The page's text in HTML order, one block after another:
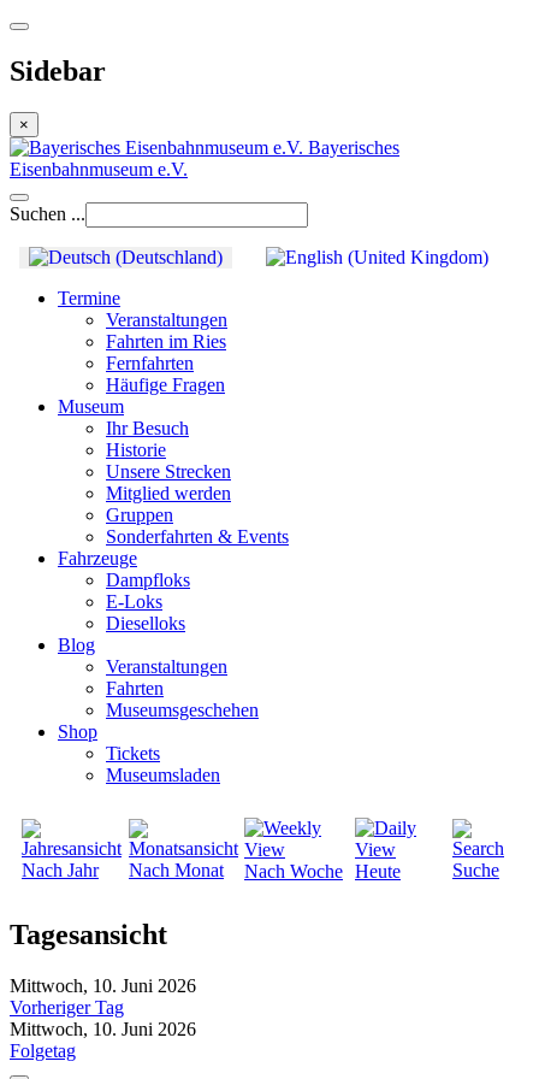
Sidebar
×
Bayerisches
Eisenbahnmuseum e.V.
Suchen ...
Termine
Veranstaltungen
Fahrten im Ries
Fernfahrten
Häufige Fragen
Museum
Ihr Besuch
Historie
Unsere Strecken
Mitglied werden
Gruppen
Sonderfahrten & Events
Fahrzeuge
Dampfloks
E-Loks
Dieselloks
Blog
Veranstaltungen
Fahrten
Museumsgeschehen
Shop
Tickets
Museumsladen
Nach Jahr Nach Monat Nach Woche Heute Suche
Tagesansicht
Mittwoch, 10. Juni 2026
Vorheriger Tag
Mittwoch, 10. Juni 2026
Folgetag